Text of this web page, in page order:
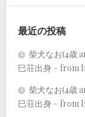
最近の投稿
柴犬なお(4歳
巳荘出身 – from
柴犬なお(4歳
巳荘出身 – from